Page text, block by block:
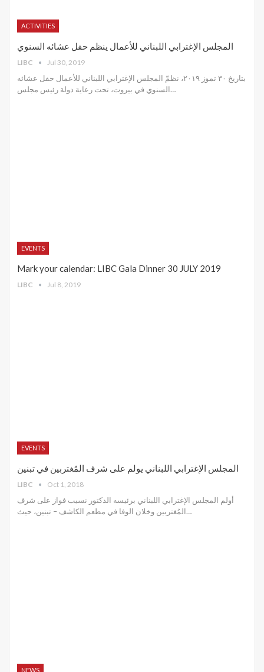
ACTIVITIES
المجلس الإغترابي اللبناني للأعمال ينظم حفل عشائه السنوي
LIBC Jul 30, 2019
بتاريخ ٣٠ تموز ٢٠١٩، نظمّ المجلس الإغترابي اللبناني للأعمال حفل عشائه
السنوي في بيروت، تحت رعاية دولة رئيس مجلس…
EVENTS
Mark your calendar: LIBC Gala Dinner 30 JULY 2019
LIBC Jul 8, 2019
EVENTS
المجلس الإغترابي اللبناني يولم على شرف المُغتربين في تبنين
LIBC Oct 1, 2018
أولم المجلس الإغترابي اللبناني برئيسه الدكتور نسيب فواز على شرف
المُغتربين وخلان الوفا في مطعم الكاشف – تبنين، حيث…
NEWS